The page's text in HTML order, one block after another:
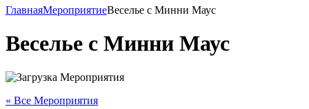
ГлавнаяМероприятиеВеселье с Минни Маус
Веселье с Минни Маус
« Все Мероприятия